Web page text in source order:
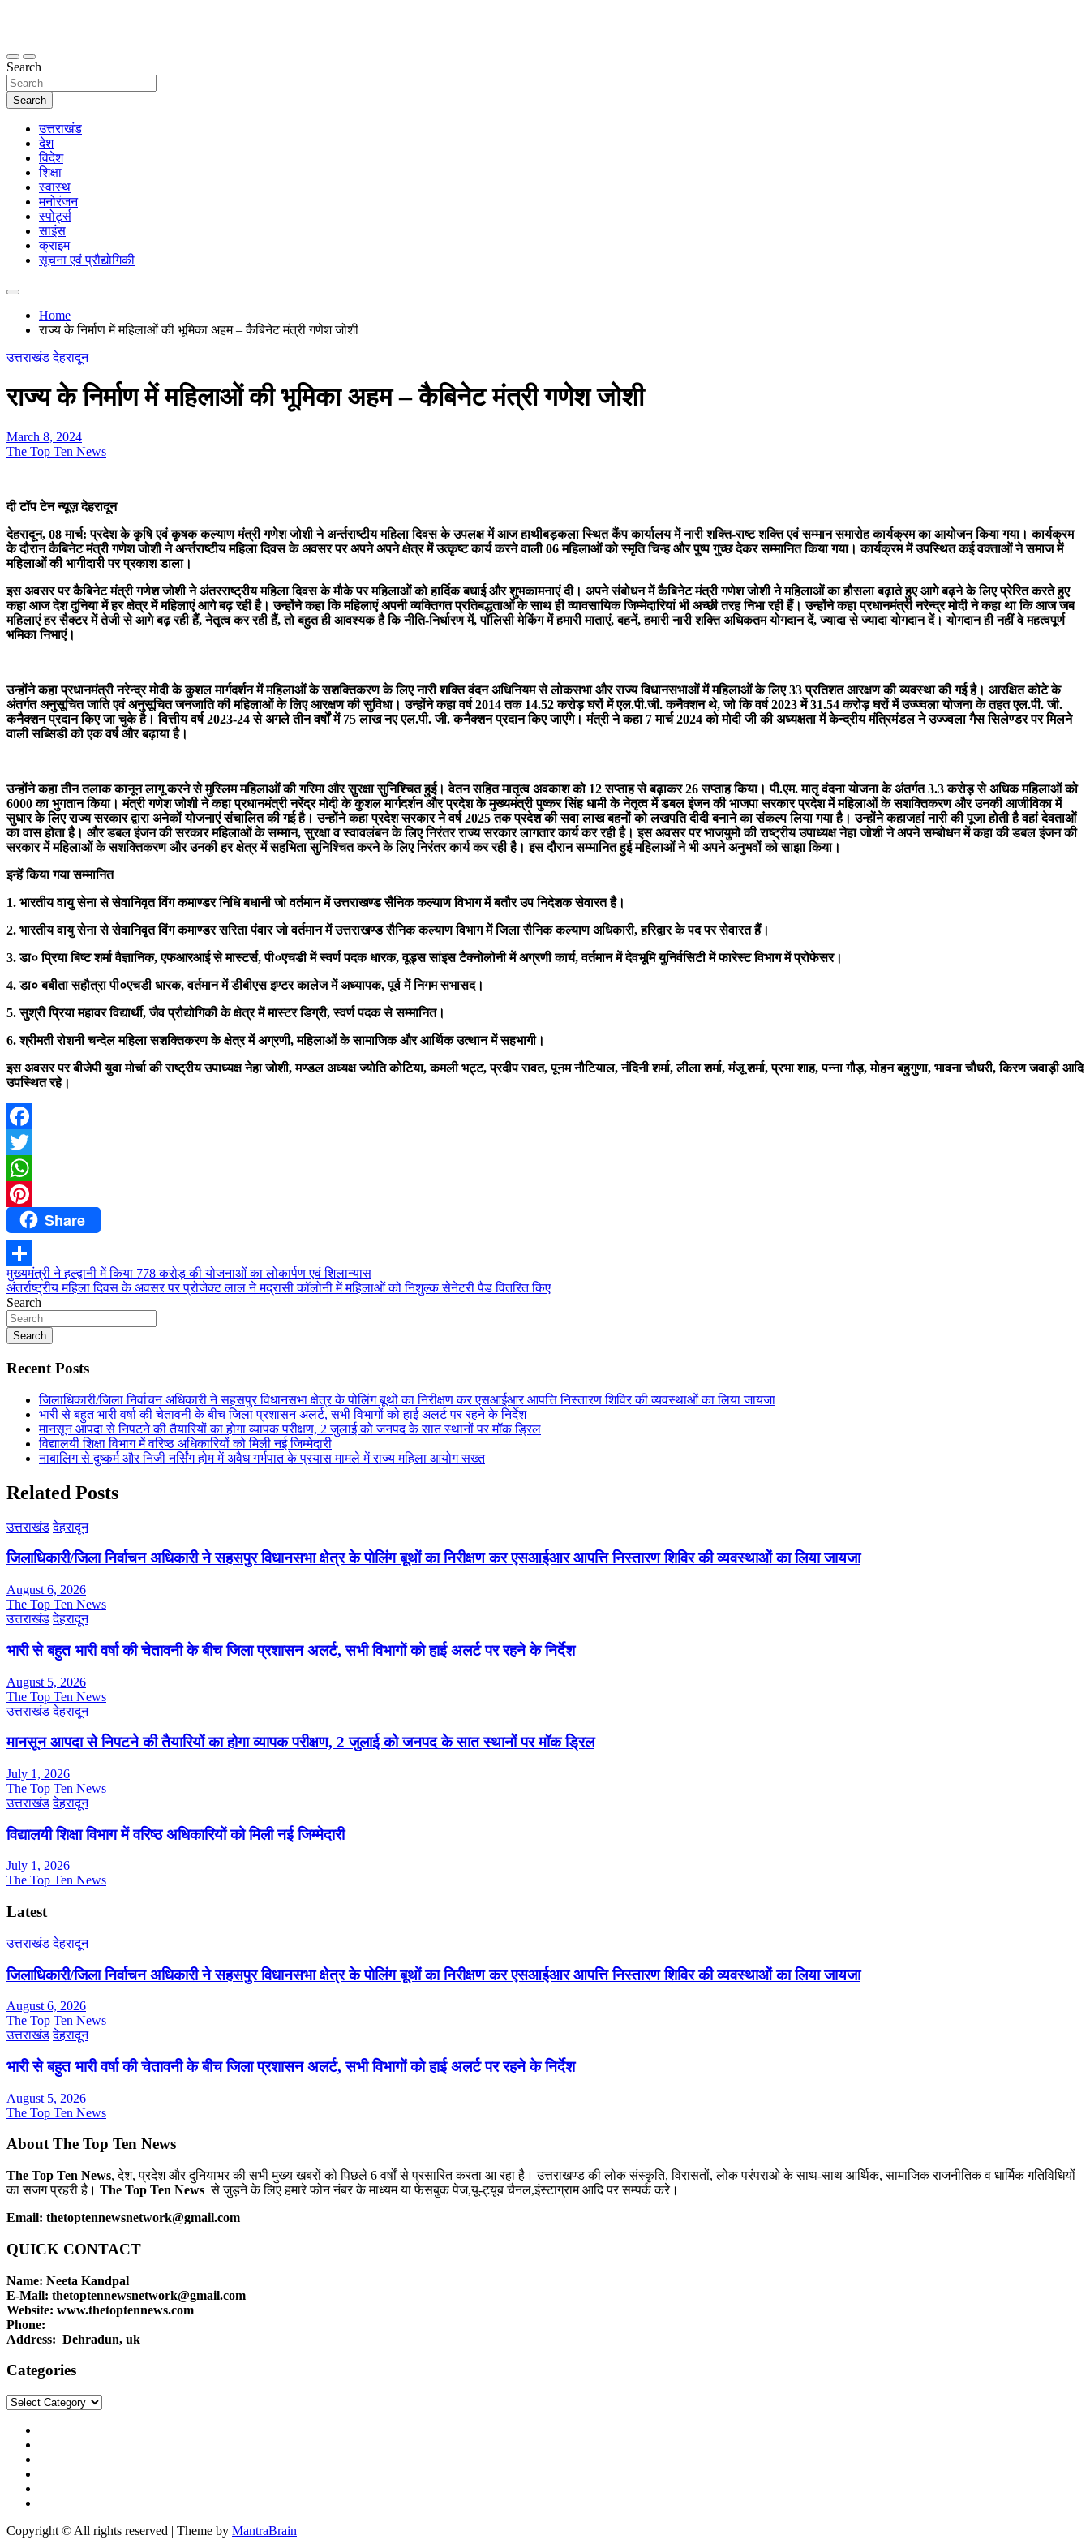
thetoptennews.com
Search
Search
उत्तराखंड
देश
विदेश
शिक्षा
स्वास्थ
मनोरंजन
स्पोर्ट्स
साइंस
क्राइम
सूचना एवं प्रौद्योगिकी
Home
राज्य के निर्माण में महिलाओं की भूमिका अहम – कैबिनेट मंत्री गणेश जोशी
उत्तराखंड देहरादून
राज्य के निर्माण में महिलाओं की भूमिका अहम – कैबिनेट मंत्री गणेश जोशी
March 8, 2024
The Top Ten News
दी टॉप टेन न्यूज़ देहरादून
देहरादून, 08 मार्च: प्रदेश के कृषि एवं कृषक कल्याण मंत्री गणेश जोशी ने अर्न्तराष्टीय महिला दिवस के उपलक्ष में आज हाथीबड़कला स्थित कैंप कार्यालय में नारी शक्ति-राष्ट शक्ति एवं सम्मान समारोह कार्यक्रम का आयोजन किया गया। कार्यक्रम
के दौरान कैबिनेट मंत्री गणेश जोशी ने अर्न्तराष्टीय महिला दिवस के अवसर पर अपने अपने क्षेत्र में उत्कृष्ट कार्य करने वाली 06 महिलाओं को स्मृति चिन्ह और पुष्प गुच्छ देकर सम्मानित किया गया। कार्यक्रम में उपस्थित कई वक्ताओं ने समाज में
महिलाओं की भागीदारी पर प्रकाश डाला।
इस अवसर पर कैबिनेट मंत्री गणेश जोशी ने अंतरराष्ट्रीय महिला दिवस के मौके पर महिलाओं को हार्दिक बधाई और शुभकामनाएं दी। अपने संबोधन में कैबिनेट मंत्री गणेश जोशी ने महिलाओं का हौसला बढ़ाते हुए आगे बढ़ने के लिए प्रेरित करते हुए
कहा आज देश दुनिया में हर क्षेत्र में महिलाएं आगे बढ़ रही है। उन्होंने कहा कि महिलाएं अपनी व्यक्तिगत प्रतिबद्धताओं के साथ ही व्यावसायिक जिम्मेदारियां भी अच्छी तरह निभा रही हैं। उन्होंने कहा प्रधानमंत्री नरेन्द्र मोदी ने कहा था कि आज जब
महिलाएं हर सैक्टर में तेजी से आगे बढ़ रही हैं, नेतृत्व कर रही हैं, तो बहुत ही आवश्यक है कि नीति-निर्धारण में, पॉलिसी मेकिंग में हमारी माताएं, बहनें, हमारी नारी शक्ति अधिकतम योगदान दें, ज्यादा से ज्यादा योगदान दें। योगदान ही नहीं वे महत्वपूर्ण
भमिका निभाएं।
उन्होंने कहा प्रधानमंत्री नरेन्द्र मोदी के कुशल मार्गदर्शन में महिलाओं के सशक्तिकरण के लिए नारी शक्ति वंदन अधिनियम से लोकसभा और राज्य विधानसभाओं में महिलाओं के लिए 33 प्रतिशत आरक्षण की व्यवस्था की गई है। आरक्षित कोटे के
अंतर्गत अनुसूचित जाति एवं अनुसूचित जनजाति की महिलाओं के लिए आरक्षण की सुविधा। उन्होंने कहा वर्ष 2014 तक 14.52 करोड़ घरों में एल.पी.जी. कनैक्शन थे, जो कि वर्ष 2023 में 31.54 करोड़ घरों में उज्ज्वला योजना के तहत एल.पी. जी.
कनैक्शन प्रदान किए जा चुके है। वित्तीय वर्ष 2023-24 से अगले तीन वर्षों में 75 लाख नए एल.पी. जी. कनैक्शन प्रदान किए जाएंगे। मंत्री ने कहा 7 मार्च 2024 को मोदी जी की अध्यक्षता में केन्द्रीय मंत्रिमंडल ने उज्ज्वला गैस सिलेण्डर पर मिलने
वाली सब्सिडी को एक वर्ष और बढ़ाया है।
उन्होंने कहा तीन तलाक कानून लागू करने से मुस्लिम महिलाओं की गरिमा और सुरक्षा सुनिश्चित हुई। वेतन सहित मातृत्व अवकाश को 12 सप्ताह से बढ़ाकर 26 सप्ताह किया। पी.एम. मातृ वंदना योजना के अंतर्गत 3.3 करोड़ से अधिक महिलाओं को
6000 का भुगतान किया। मंत्री गणेश जोशी ने कहा प्रधानमंत्री नरेंद्र मोदी के कुशल मार्गदर्शन और प्रदेश के मुख्यमंत्री पुष्कर सिंह धामी के नेतृत्व में डबल इंजन की भाजपा सरकार प्रदेश में महिलाओं के सशक्तिकरण और उनकी आजीविका में
सुधार के लिए राज्य सरकार द्वारा अनेकों योजनाएं संचालित की गई है। उन्होंने कहा प्रदेश सरकार ने वर्ष 2025 तक प्रदेश की सवा लाख बहनों को लखपति दीदी बनाने का संकल्प लिया गया है। उन्होंने कहाजहां नारी की पूजा होती है वहां देवताओं
का वास होता है। और डबल इंजन की सरकार महिलाओं के सम्मान, सुरक्षा व स्वावलंबन के लिए निरंतर राज्य सरकार लागतार कार्य कर रही है। इस अवसर पर भाजयुमो की राष्ट्रीय उपाध्यक्ष नेहा जोशी ने अपने सम्बोधन में कहा की डबल इंजन की
सरकार में महिलाओं के सशक्तिकरण और उनकी हर क्षेत्र में सहभिता सुनिश्चित करने के लिए निरंतर कार्य कर रही है। इस दौरान सम्मानित हुई महिलाओं ने भी अपने अनुभवों को साझा किया।
इन्हें किया गया सम्मानित
1. भारतीय वायु सेना से सेवानिवृत विंग कमाण्डर निधि बधानी जो वर्तमान में उत्तराखण्ड सैनिक कल्याण विभाग में बतौर उप निदेशक सेवारत है।
2. भारतीय वायु सेना से सेवानिवृत विंग कमाण्डर सरिता पंवार जो वर्तमान में उत्तराखण्ड सैनिक कल्याण विभाग में जिला सैनिक कल्याण अधिकारी, हरिद्वार के पद पर सेवारत हैं।
3. डा० प्रिया बिष्ट शर्मा वैज्ञानिक, एफआरआई से मास्टर्स, पी०एचडी में स्वर्ण पदक धारक, वूड्स सांइस टैक्नोलोनी में अग्रणी कार्य, वर्तमान में देवभूमि युनिर्वसिटी में फारेस्ट विभाग में प्रोफेसर।
4. डा० बबीता सहौत्रा पी०एचडी धारक, वर्तमान में डीबीएस इण्टर कालेज में अध्यापक, पूर्व में निगम सभासद।
5. सुश्री प्रिया महावर विद्यार्थी, जैव प्रौद्योगिकी के क्षेत्र में मास्टर डिग्री, स्वर्ण पदक से सम्मानित।
6. श्रीमती रोशनी चन्देल महिला सशक्तिकरण के क्षेत्र में अग्रणी, महिलाओं के सामाजिक और आर्थिक उत्थान में सहभागी।
इस अवसर पर बीजेपी युवा मोर्चा की राष्ट्रीय उपाध्यक्ष नेहा जोशी, मण्डल अध्यक्ष ज्योति कोटिया, कमली भट्ट, प्रदीप रावत, पूनम नौटियाल, नंदिनी शर्मा, लीला शर्मा, मंजू शर्मा, प्रभा शाह, पन्ना गौड़, मोहन बहुगुणा, भावना चौधरी, किरण जवाड़ी आदि
उपस्थित रहे।
Facebook
Twitter
WhatsApp
PinterestShare
Share
Post
navigation
मुख्यमंत्री ने हल्द्वानी में किया 778 करोड़ की योजनाओं का लोकार्पण एवं शिलान्यास
अंतर्राष्ट्रीय महिला दिवस के अवसर पर प्रोजेक्ट लाल ने मद्रासी कॉलोनी में महिलाओं को निशुल्क सेनेटरी पैड वितरित किए
Search
Search
Recent Posts
जिलाधिकारी/जिला निर्वाचन अधिकारी ने सहसपुर विधानसभा क्षेत्र के पोलिंग बूथों का निरीक्षण कर एसआईआर आपत्ति निस्तारण शिविर की व्यवस्थाओं का लिया जायजा
भारी से बहुत भारी वर्षा की चेतावनी के बीच जिला प्रशासन अलर्ट, सभी विभागों को हाई अलर्ट पर रहने के निर्देश
मानसून आपदा से निपटने की तैयारियों का होगा व्यापक परीक्षण, 2 जुलाई को जनपद के सात स्थानों पर मॉक ड्रिल
विद्यालयी शिक्षा विभाग में वरिष्ठ अधिकारियों को मिली नई जिम्मेदारी
नाबालिग से दुष्कर्म और निजी नर्सिंग होम में अवैध गर्भपात के प्रयास मामले में राज्य महिला आयोग सख्त
Related Posts
उत्तराखंड देहरादून
जिलाधिकारी/जिला निर्वाचन अधिकारी ने सहसपुर विधानसभा क्षेत्र के पोलिंग बूथों का निरीक्षण कर एसआईआर आपत्ति निस्तारण शिविर की व्यवस्थाओं का लिया जायजा
August 6, 2026
The Top Ten News
उत्तराखंड देहरादून
भारी से बहुत भारी वर्षा की चेतावनी के बीच जिला प्रशासन अलर्ट, सभी विभागों को हाई अलर्ट पर रहने के निर्देश
August 5, 2026
The Top Ten News
उत्तराखंड देहरादून
मानसून आपदा से निपटने की तैयारियों का होगा व्यापक परीक्षण, 2 जुलाई को जनपद के सात स्थानों पर मॉक ड्रिल
July 1, 2026
The Top Ten News
उत्तराखंड देहरादून
विद्यालयी शिक्षा विभाग में वरिष्ठ अधिकारियों को मिली नई जिम्मेदारी
July 1, 2026
The Top Ten News
Latest
उत्तराखंड देहरादून
जिलाधिकारी/जिला निर्वाचन अधिकारी ने सहसपुर विधानसभा क्षेत्र के पोलिंग बूथों का निरीक्षण कर एसआईआर आपत्ति निस्तारण शिविर की व्यवस्थाओं का लिया जायजा
August 6, 2026
The Top Ten News
उत्तराखंड देहरादून
भारी से बहुत भारी वर्षा की चेतावनी के बीच जिला प्रशासन अलर्ट, सभी विभागों को हाई अलर्ट पर रहने के निर्देश
August 5, 2026
The Top Ten News
About The Top Ten News
The Top Ten News, देश, प्रदेश और दुनियाभर की सभी मुख्य खबरों को पिछले 6 वर्षों से प्रसारित करता आ रहा है। उत्तराखण्ड की लोक संस्कृति, विरासतों, लोक परंपराओ के साथ-साथ आर्थिक, सामाजिक राजनीतिक व धार्मिक गतिविधियों
का सजग प्रहरी है। The Top Ten News से जुड़ने के लिए हमारे फोन नंबर के माध्यम या फेसबुक पेज,यू-ट्यूब चैनल,इंस्टाग्राम आदि पर सम्पर्क करे।
Email: thetoptennewsnetwork@gmail.com
QUICK CONTACT
Name: Neeta Kandpal
E-Mail: thetoptennewsnetwork@gmail.com
Website: www.thetoptennews.com
Phone:
Address: Dehradun, uk
Categories
Categories
Copyright © All rights reserved | Theme by MantraBrain